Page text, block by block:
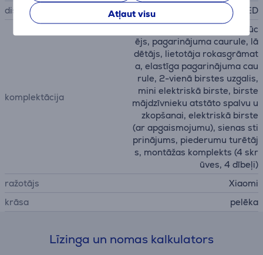
Atļaut visu
displejs
LED
komplektācija
Xiaomi G20 Max putekļu sūc
ējs, pagarinājuma caurule, lā
dētājs, lietotāja rokasgrāmat
a, elastīga pagarinājuma cau
rule, 2-vienā birstes uzgalis,
mini elektriskā birste, birste
mājdzīvnieku atstāto spalvu u
zkopšanai, elektriskā birste
(ar apgaismojumu), sienas sti
prinājums, piederumu turētāj
s, montāžas komplekts (4 skr
ūves, 4 dībeļi)
ražotājs
Xiaomi
krāsa
pelēka
Līzinga un nomas kalkulators